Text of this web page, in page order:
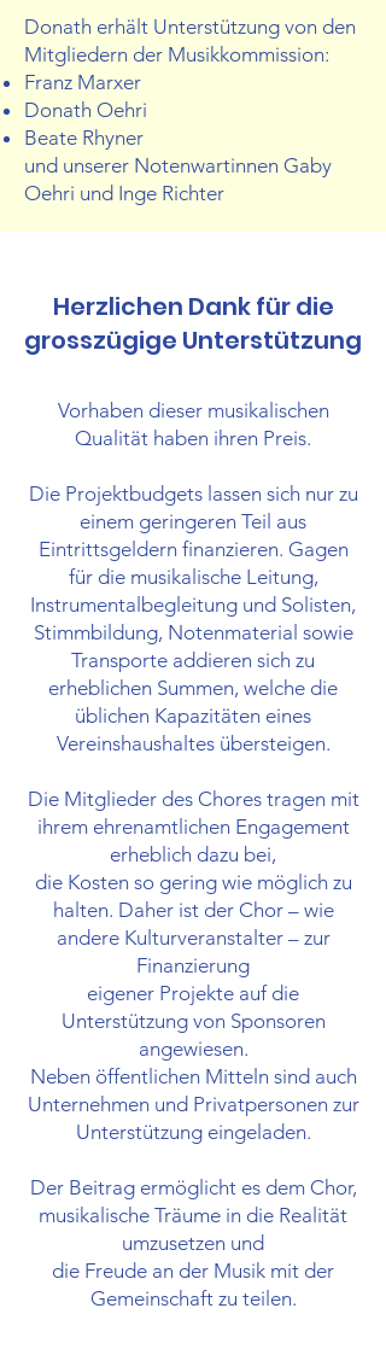
Donath erhält Unterstützung von den
Mitgliedern der Musikkommission:
Franz Marxer
Donath Oehri
Beate Rhyner
und unserer Notenwartinnen Gaby
Oehri und Inge Richter
Herzlichen Dank für die
grosszügige Unterstützung
Vorhaben dieser musikalischen
Qualität haben ihren Preis.
Die Projektbudgets lassen sich nur zu
einem geringeren Teil aus
Eintrittsgeldern finanzieren. Gagen
für die musikalische Leitung,
Instrumentalbegleitung und Solisten,
Stimmbildung, Notenmaterial sowie
Transporte addieren sich zu
erheblichen Summen, welche die
üblichen Kapazitäten eines
Vereinshaushaltes übersteigen.
Die Mitglieder des Chores tragen mit
ihrem ehrenamtlichen Engagement
erheblich dazu bei,
die Kosten so gering wie möglich zu
halten. Daher ist der Chor – wie
andere Kulturveranstalter – zur
Finanzierung
eigener Projekte auf die
Unterstützung von Sponsoren
angewiesen.
Neben öffentlichen Mitteln sind auch
Unternehmen und Privatpersonen zur
Unterstützung eingeladen.
Der Beitrag ermöglicht es dem Chor,
musikalische Träume in die Realität
umzusetzen und
die Freude an der Musik mit der
Gemeinschaft zu teilen.